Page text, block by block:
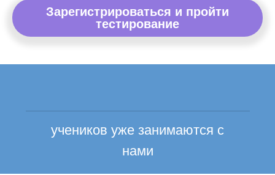
Зарегистрироваться и пройти
тестирование
учеников уже занимаются с
нами